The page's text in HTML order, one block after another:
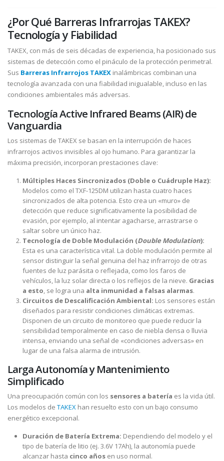
¿Por Qué Barreras Infrarrojas TAKEX?
Tecnología y Fiabilidad
TAKEX, con más de seis décadas de experiencia, ha posicionado sus
sistemas de detección como el pináculo de la protección perimetral.
Sus Barreras Infrarrojos TAKEX inalámbricas combinan una
tecnología avanzada con una fiabilidad inigualable, incluso en las
condiciones ambientales más adversas.
Tecnología Active Infrared Beams (AIR) de
Vanguardia
Los sistemas de TAKEX se basan en la interrupción de haces
infrarrojos activos invisibles al ojo humano. Para garantizar la
máxima precisión, incorporan prestaciones clave:
Múltiples Haces Sincronizados (Doble o Cuádruple Haz):
Modelos como el TXF-125DM utilizan hasta cuatro haces
sincronizados de alta potencia. Esto crea un «muro» de
detección que reduce significativamente la posibilidad de
evasión, por ejemplo, al intentar agacharse, arrastrarse o
saltar sobre un único haz.
Tecnología de Doble Modulación (Double Modulation):
Esta es una característica vital. La doble modulación permite al
sensor distinguir la señal genuina del haz infrarrojo de otras
fuentes de luz parásita o reflejada, como los faros de
vehículos, la luz solar directa o los reflejos de la nieve. Gracias
a esto, se logra una alta inmunidad a falsas alarmas.
Circuitos de Descalificación Ambiental: Los sensores están
diseñados para resistir condiciones climáticas extremas.
Disponen de un circuito de monitoreo que puede reducir la
sensibilidad temporalmente en caso de niebla densa o lluvia
intensa, enviando una señal de «condiciones adversas» en
lugar de una falsa alarma de intrusión.
Larga Autonomía y Mantenimiento
Simplificado
Una preocupación común con los sensores a batería es la vida útil.
Los modelos de TAKEX han resuelto esto con un bajo consumo
energético excepcional.
Duración de Batería Extrema: Dependiendo del modelo y el
tipo de batería de litio (ej. 3.6V 17Ah), la autonomía puede
alcanzar hasta cinco añosen uso normal.